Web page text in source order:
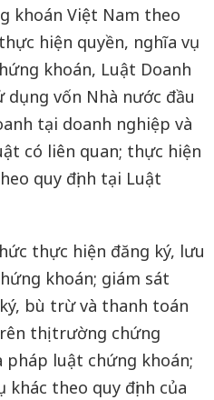
khoán Việt Nam theo
hiện quyền, nghĩa vụ
khoán, Luật Doanh
dụng vốn Nhà nước đầu
tại doanh nghiệp và
có liên quan; thực hiện
quy định tại Luật
thực hiện đăng ký, lưu
khoán; giám sát
bù trừ và thanh toán
thị trường chứng
pháp luật chứng khoán;
khác theo quy định của